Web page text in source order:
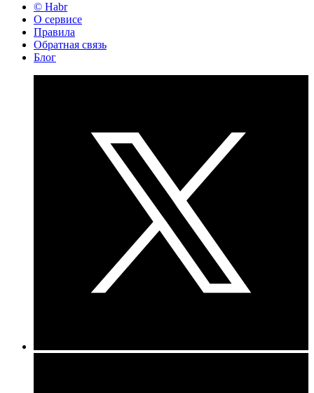
© Habr
О сервисе
Правила
Обратная связь
Блог